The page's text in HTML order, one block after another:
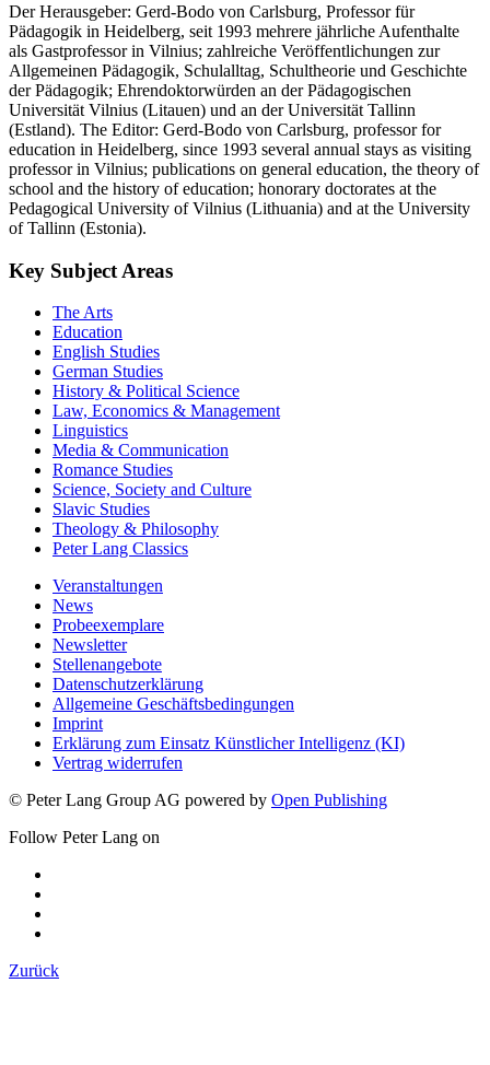
Der Herausgeber: Gerd-Bodo von Carlsburg, Professor für
Pädagogik in Heidelberg, seit 1993 mehrere jährliche Aufenthalte
als Gastprofessor in Vilnius; zahlreiche Veröffentlichungen zur
Allgemeinen Pädagogik, Schulalltag, Schultheorie und Geschichte
der Pädagogik; Ehrendoktorwürden an der Pädagogischen
Universität Vilnius (Litauen) und an der Universität Tallinn
(Estland). The Editor: Gerd-Bodo von Carlsburg, professor for
education in Heidelberg, since 1993 several annual stays as visiting
professor in Vilnius; publications on general education, the theory of
school and the history of education; honorary doctorates at the
Pedagogical University of Vilnius (Lithuania) and at the University
of Tallinn (Estonia).
Key Subject Areas
The Arts
Education
English Studies
German Studies
History & Political Science
Law, Economics & Management
Linguistics
Media & Communication
Romance Studies
Science, Society and Culture
Slavic Studies
Theology & Philosophy
Peter Lang Classics
Veranstaltungen
News
Probeexemplare
Newsletter
Stellenangebote
Datenschutzerklärung
Allgemeine Geschäftsbedingungen
Imprint
Erklärung zum Einsatz Künstlicher Intelligenz (KI)
Vertrag widerrufen
© Peter Lang Group AG powered by Open Publishing
Follow Peter Lang on
Zurück